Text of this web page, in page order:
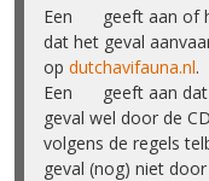
Een ✅ geeft aan of
dat het geval
op dutchavifauna.nl.
Een ❌ geeft aan
geval wel door de
volgens de regels
geval (nog) niet